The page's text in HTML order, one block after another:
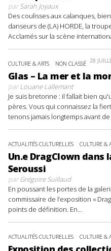
parSarah Joyaux
Des coulisses aux calanques,
danseurs de (LA) HORDE, la
Acclamés sur la scène
CULTURE & ARTS NON CLASSÉ 28
Glas – La mer et la
parLouane Lallemant
Je suis bretonne : il fallait bien
pères. Vous qui connaissez la
tenons jamais longtemps avant
ACTUALITÉS CULTURELLES CULTURE &
Un.e DragClown
Seroussi
parGrégoire Suillaud
En poussant les portes de la
commissaire de l’exposition «
points de définition. En...
ACTUALITÉS CULTURELLES CULTURE &